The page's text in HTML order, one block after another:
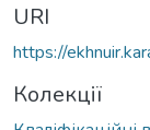
URI
https://
Колекції